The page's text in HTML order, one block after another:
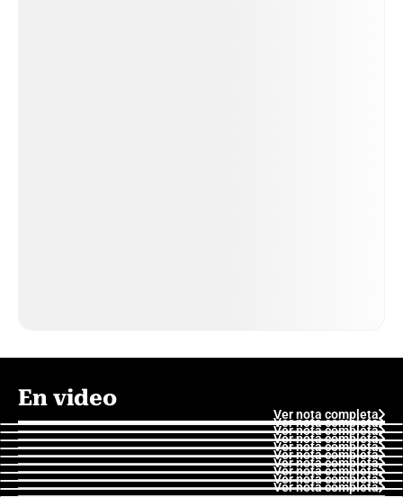
En video
Ver nota completa
Ver nota completa
Ver nota completa
Ver nota completa
Ver nota completa
Ver nota completa
Ver nota completa
Ver nota completa
Ver nota completa
Ver nota completa